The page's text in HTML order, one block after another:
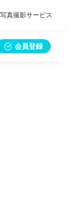
真撮影サービス
会員登録